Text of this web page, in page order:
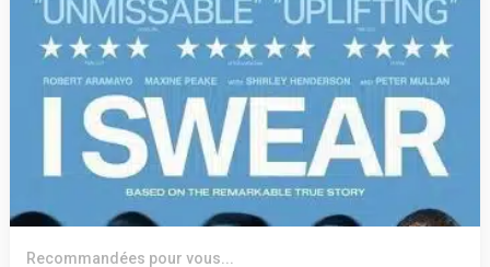
Recommandées pour vous...